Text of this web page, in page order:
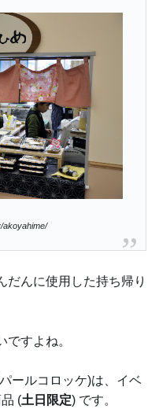
akoyahime/
だんに使用した持ち帰り
すよね。
ールコロッケ)は、イベ
(土日限定) です。